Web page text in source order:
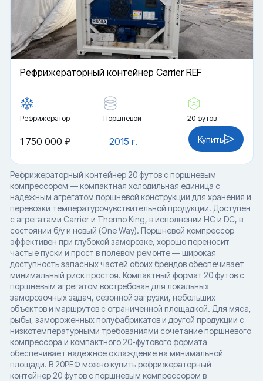
Рефрижераторный контейнер Carrier REF
Рефрижератор Поршневой 20 футов
2015 г.
1 750 000 ₽ Купить
Рефрижераторный контейнер 20 футов с поршневым
компрессором — компактная холодильная единица с
надёжным агрегатом поршневой конструкции для хранения и
перевозки температурочувствительной продукции. Доступен
с агрегатами Carrier и Thermo King, в исполнении HC и DC, в
состоянии б/у и новый (One Way). Поршневой компрессор
эффективен при глубокой заморозке, хорошо переносит
частые пуски и прост в полевом ремонте — широкая
доступность запасных частей обоих брендов обеспечивает
минимальный риск простоя. Компактный формат 20 футов с
поршневым агрегатом востребован для локальных
заморозочных задач, сезонной загрузки, небольших
объектов и маршрутов с ограниченной площадкой. Для мяса,
рыбы, замороженных полуфабрикатов и другой продукции с
низкотемпературными требованиями сочетание поршневого
компрессора и компактного 20-футового формата
обеспечивает надёжное охлаждение на минимальной
площади. В 20РЕФ можно купить рефрижераторный
контейнер 20 футов с поршневым компрессором в